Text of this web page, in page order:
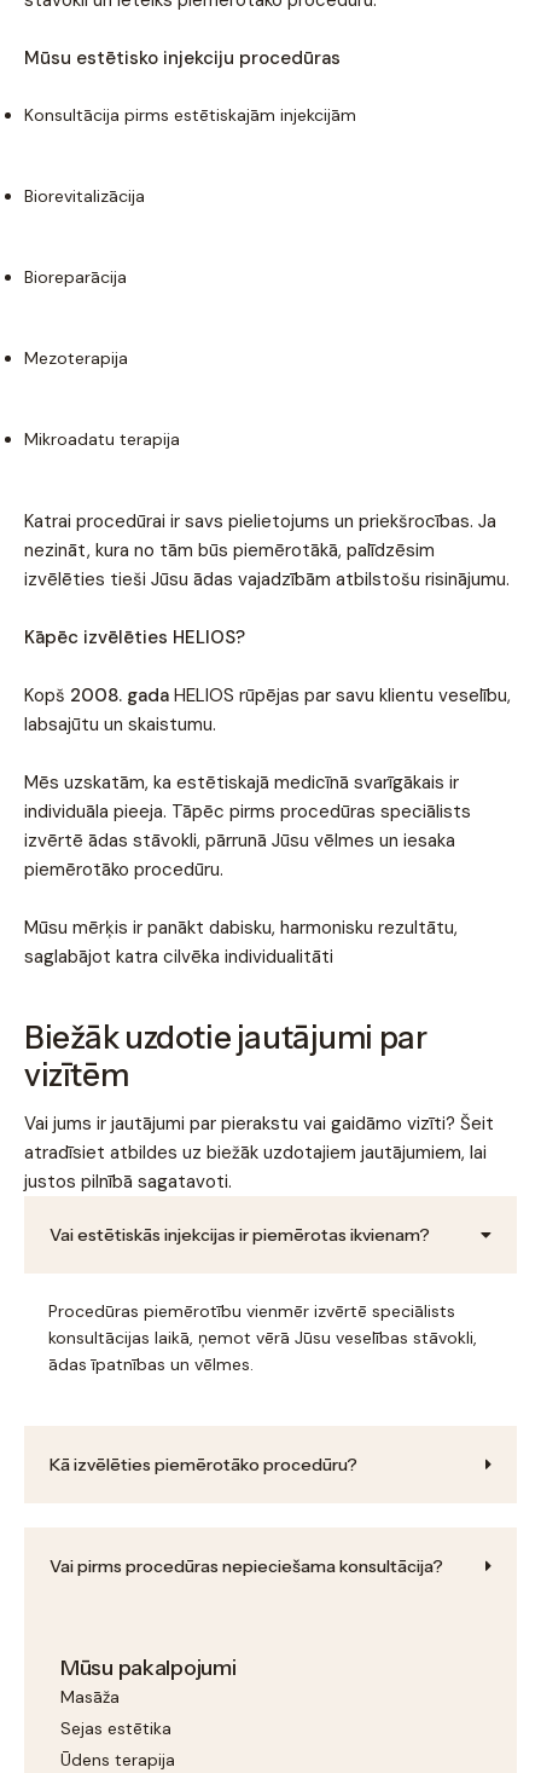
Mūsu pakalpojumi
Masāža
Sejas estētika
Ūdens terapija
Mūsu estētisko injekciju procedūras
Konsultācija pirms estētiskajām injekcijām
Biorevitalizācija
Bioreparācija
Mezoterapija
Mikroadatu terapija
Katrai procedūrai ir savs pielietojums un priekšrocības. Ja
nezināt, kura no tām būs piemērotākā, palīdzēsim
izvēlēties tieši Jūsu ādas vajadzībām atbilstošu risinājumu.
Kāpēc izvēlēties HELIOS?
Kopš 2008. gada HELIOS rūpējas par savu klientu veselību,
labsajūtu un skaistumu.
Mēs uzskatām, ka estētiskajā medicīnā svarīgākais ir
individuāla pieeja. Tāpēc pirms procedūras speciālists
izvērtē ādas stāvokli, pārrunā Jūsu vēlmes un iesaka
piemērotāko procedūru.
Mūsu mērķis ir panākt dabisku, harmonisku rezultātu,
saglabājot katra cilvēka individualitāti
Biežāk uzdotie jautājumi par
vizītēm
Vai jums ir jautājumi par pierakstu vai gaidāmo vizīti? Šeit
atradīsiet atbildes uz biežāk uzdotajiem jautājumiem, lai
justos pilnībā sagatavoti.
Vai estētiskās injekcijas ir piemērotas ikvienam?
Procedūras piemērotību vienmēr izvērtē speciālists
konsultācijas laikā, ņemot vērā Jūsu veselības stāvokli,
ādas īpatnības un vēlmes.
Kā izvēlēties piemērotāko procedūru?
Vai pirms procedūras nepieciešama konsultācija?